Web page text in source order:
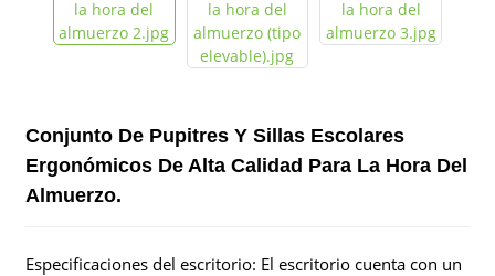
Conjunto De Pupitres Y Sillas Escolares
Ergonómicos De Alta Calidad Para La Hora Del
Almuerzo.
Especificaciones del escritorio: El escritorio cuenta con un